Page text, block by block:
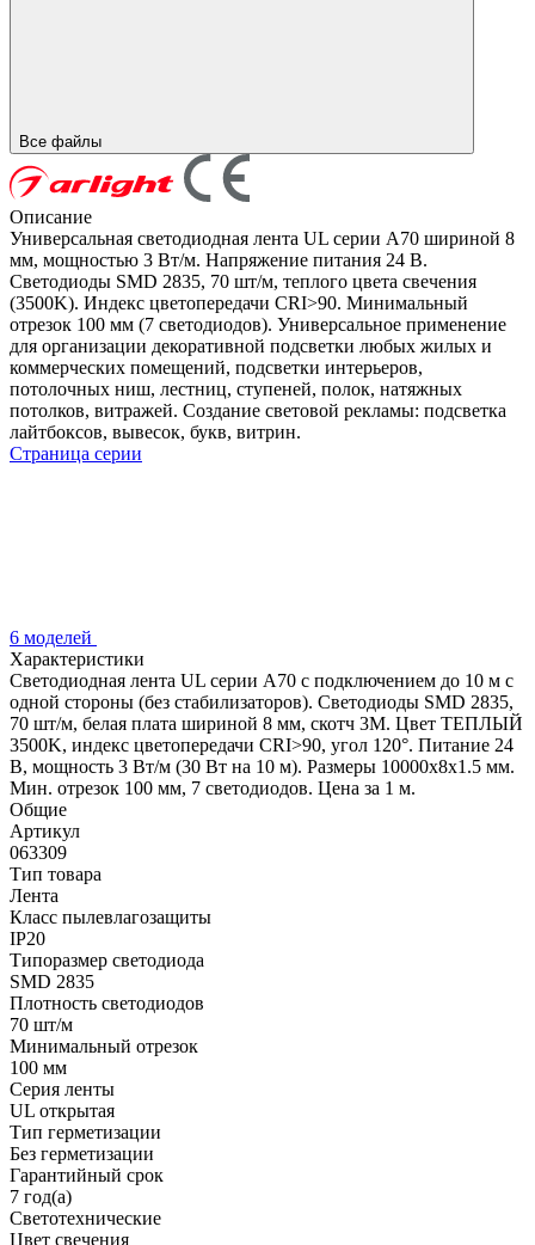
Все файлы
Описание
Универсальная светодиодная лента UL серии A70 шириной 8
мм, мощностью 3 Вт/м. Напряжение питания 24 В.
Светодиоды SMD 2835, 70 шт/м, теплого цвета свечения
(3500K). Индекс цветопередачи CRI>90. Минимальный
отрезок 100 мм (7 светодиодов). Универсальное применение
для организации декоративной подсветки любых жилых и
коммерческих помещений, подсветки интерьеров,
потолочных ниш, лестниц, ступеней, полок, натяжных
потолков, витражей. Создание световой рекламы: подсветка
лайтбоксов, вывесок, букв, витрин.
Страница серии
6 моделей
Характеристики
Светодиодная лента UL серии A70 с подключением до 10 м с
одной стороны (без стабилизаторов). Светодиоды SMD 2835,
70 шт/м, белая плата шириной 8 мм, скотч 3M. Цвет ТЕПЛЫЙ
3500K, индекс цветопередачи CRI>90, угол 120°. Питание 24
В, мощность 3 Вт/м (30 Вт на 10 м). Размеры 10000x8x1.5 мм.
Мин. отрезок 100 мм, 7 светодиодов. Цена за 1 м.
Общие
Артикул
063309
Тип товара
Лента
Класс пылевлагозащиты
IP20
Типоразмер светодиода
SMD 2835
Плотность светодиодов
70 шт/м
Минимальный отрезок
100 мм
Серия ленты
UL открытая
Тип герметизации
Без герметизации
Гарантийный срок
7 год(а)
Светотехнические
Цвет свечения